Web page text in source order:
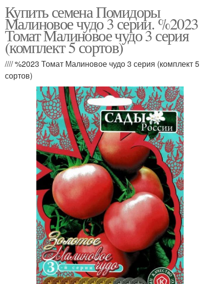
Купить семена Помидоры
Малиновое чудо 3 серии. %2023
Томат Малиновое чудо 3 серия
(комплект 5 сортов)
//// %2023 Томат Малиновое чудо 3 серия (комплект 5
сортов)